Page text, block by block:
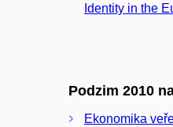
Identity in the
Podzim 2010
Ekonomika